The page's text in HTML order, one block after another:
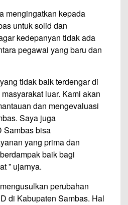
mengingatkan kepada
untuk solid dan
kedepanyan tidak ada
pegawai yang baru dan
tidak baik terdengar di
luar. Kami akan
dan mengevaluasi
Saya juga
Sambas bisa
yang prima dan
baik bagi
” ujarnya.
perubahan
di Kabupaten Sambas. Hal